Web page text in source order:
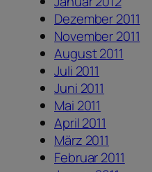
Dezember 2011
November 2011
August 2011
Juli 2011
Juni 2011
Mai 2011
April 2011
März 2011
Februar 2011